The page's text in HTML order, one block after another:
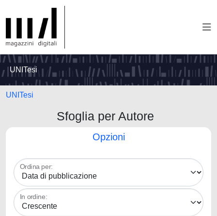
UNITesi
UNITesi
Sfoglia per Autore
Opzioni
Ordina per:
In ordine: